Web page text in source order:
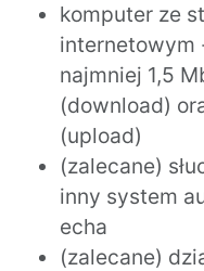
komputer ze
internetowym
najmniej 1,5
(download)
(upload)
(zalecane)
inny system
echa
(zalecane)